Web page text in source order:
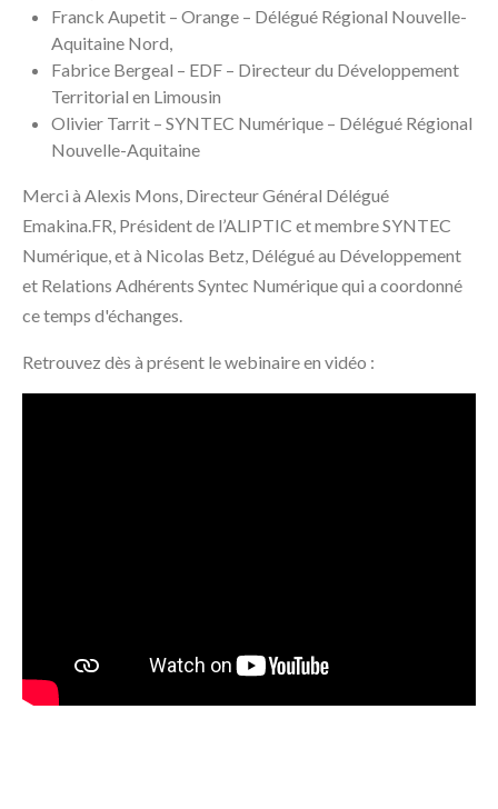
Franck Aupetit – Orange – Délégué Régional Nouvelle-
Aquitaine Nord,
Fabrice Bergeal – EDF – Directeur du Développement
Territorial en Limousin
Olivier Tarrit – SYNTEC Numérique – Délégué Régional
Nouvelle-Aquitaine
Merci à Alexis Mons, Directeur Général Délégué
Emakina.FR, Président de l’ALIPTIC et membre SYNTEC
Numérique, et à Nicolas Betz, Délégué au Développement
et Relations Adhérents Syntec Numérique qui a coordonné
ce temps d'échanges.
Retrouvez dès à présent le webinaire en vidéo :